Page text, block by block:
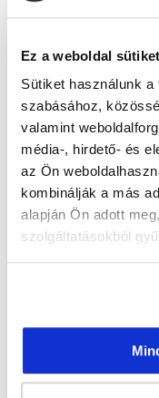
Ez a weboldal
Sütiket használunk
szabásához,
valamint
média-, hirdető- és
az Ön
kombinálják a más
alapján Ön adott
szolgáltatásokból
" M "
48 nap az
Időtartam:3
hallgatónk